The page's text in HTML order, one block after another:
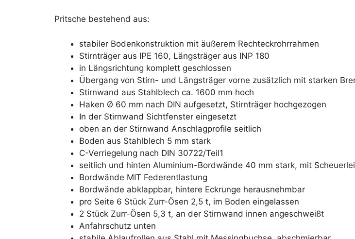
Pritsche bestehend aus:
stabiler Bodenkonstruktion mit äußerem Rechteckrohrrahmen
Stirnträger aus IPE 160, Längsträger aus INP 180
in Längsrichtung komplett geschlossen
Übergang von Stirn- und Längsträger vorne zusätzlich mit starken
Stirnwand aus Stahlblech ca. 1600 mm hoch
Haken Ø 60 mm nach DIN aufgesetzt, Stirnträger hochgezogen
In der Stirnwand Sichtfenster eingesetzt
oben an der Stirnwand Anschlagprofile seitlich
Boden aus Stahlblech 5 mm stark
C-Verriegelung nach DIN 30722/Teil1
seitlich und hinten Aluminium-Bordwände 40 mm stark, mit
Bordwände MIT Federentlastung
Bordwände abklappbar, hintere Eckrunge herausnehmbar
pro Seite 6 Stück Zurr-Ösen 2,5 t, im Boden eingelassen
2 Stück Zurr-Ösen 5,3 t, an der Stirnwand innen angeschweißt
Anfahrschutz unten